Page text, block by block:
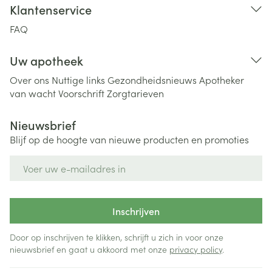
Klantenservice
FAQ
Uw apotheek
Over ons Nuttige links Gezondheidsnieuws Apotheker
van wachtVoorschriftZorgtarieven
Nieuwsbrief
Blijf op de hoogte van nieuwe producten en promoties
Inschrijven
Door op inschrijven te klikken, schrijft u zich in voor onze
nieuwsbrief en gaat u akkoord met onze privacy policy.